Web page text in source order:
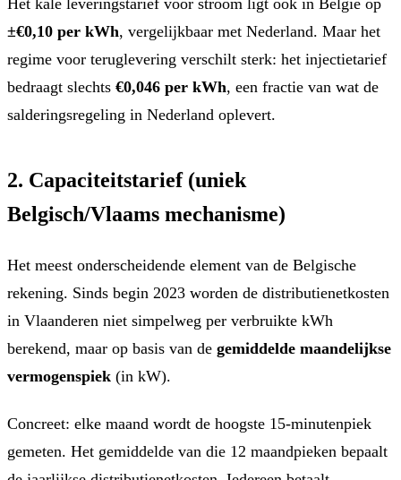
±€0,10 per kWh, vergelijkbaar met Nederland. Maar het
regime voor teruglevering verschilt sterk: het injectietarief
bedraagt slechts €0,046 per kWh, een fractie van wat de
salderingsregeling in Nederland oplevert.
2. Capaciteitstarief (uniek
Belgisch/Vlaams mechanisme)
Het meest onderscheidende element van de Belgische
rekening. Sinds begin 2023 worden de distributienetkosten
in Vlaanderen niet simpelweg per verbruikte kWh
berekend, maar op basis van de gemiddelde maandelijkse
vermogenspiek (in kW).
Concreet: elke maand wordt de hoogste 15-minutenpiek
gemeten. Het gemiddelde van die 12 maandpieken bepaalt